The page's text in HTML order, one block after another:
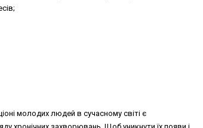
молодих людей в сучасному світі є